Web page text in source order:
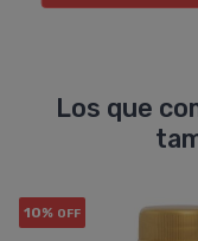
Los que
10% OFF